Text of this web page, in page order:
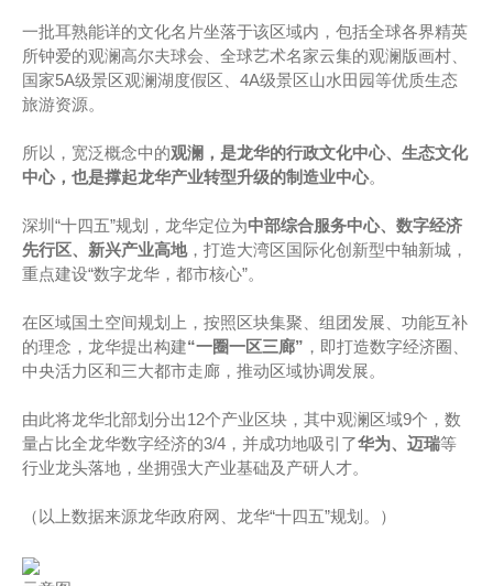
一批耳熟能详的文化名片坐落于该区域内，包括全球各界精英
所钟爱的观澜高尔夫球会、全球艺术名家云集的观澜版画村、
国家5A级景区观澜湖度假区、4A级景区山水田园等优质生态
旅游资源。
所以，宽泛概念中的观澜，是龙华的行政文化中心、生态文化
中心，也是撑起龙华产业转型升级的制造业中心。
深圳“十四五”规划，龙华定位为中部综合服务中心、数字经济
先行区、新兴产业高地，打造大湾区国际化创新型中轴新城，
重点建设“数字龙华，都市核心”。
在区域国土空间规划上，按照区块集聚、组团发展、功能互补
的理念，龙华提出构建“一圈一区三廊” ，即打造数字经济圈、
中央活力区和三大都市走廊，推动区域协调发展。
由此将龙华北部划分出12个产业区块，其中观澜区域9个，数
量占比全龙华数字经济的3/4，并成功地吸引了华为、迈瑞等
行业龙头落地，坐拥强大产业基础及产研人才。
（以上数据来源龙华政府网、龙华“十四五”规划。）